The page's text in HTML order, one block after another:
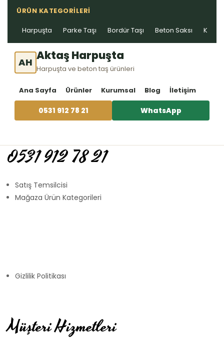
ÜRÜN KATEGORILERI
Harpuşta Parke Taşı Bordür Taşı Beton Saksı Kablo
AH Aktaş Harpuşta
Harpuşta ve beton taş ürünleri
Ana Sayfa Ürünler Kurumsal Blog İletişim
0531 912 78 21 WhatsApp
0531 912 78 21
Satış Temsilcisi
Mağaza Ürün Kategorileri
Gizlilik Politikası
Müşteri Hizmetleri